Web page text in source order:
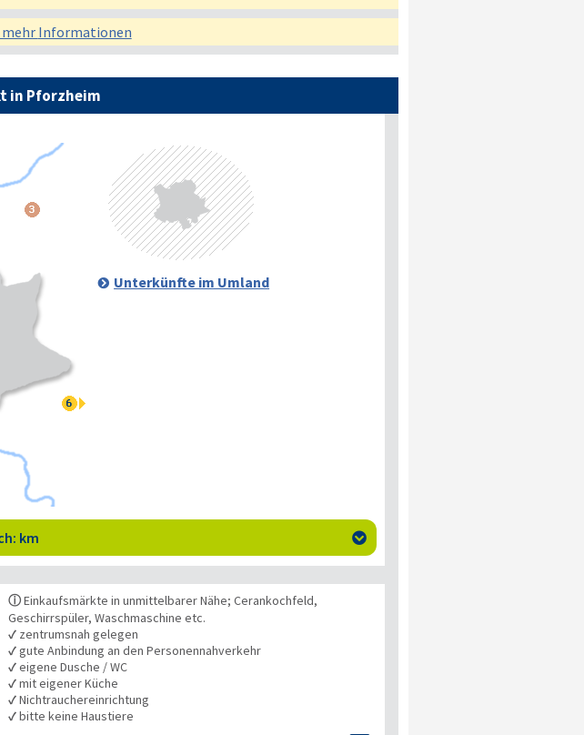
Informationen
in Pforzheim
Unterkünfte im Umland
km 
ⓘEinkaufsmärkte in unmittelbarer Nähe; Cerankochfeld,
Geschirrspüler, Waschmaschine etc.
✓ zentrumsnah gelegen
✓gute Anbindung an den Personennahverkehr
✓eigene Dusche / WC
✓mit eigener Küche
✓Nichtrauchereinrichtung
✓bitte keine Haustiere